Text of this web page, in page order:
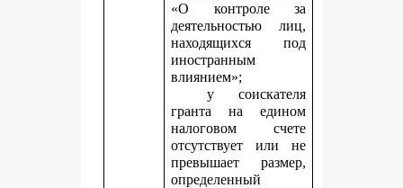
«О контроле за
деятельностью лиц,
находящихся под
иностранным
влиянием»;
у соискателя
гранта на едином
налоговом счете
отсутствует или не
превышает размер,
определенный